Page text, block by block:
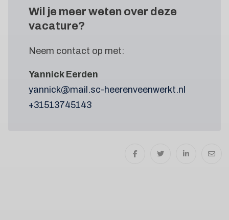
Wil je meer weten over deze
vacature?
Neem contact op met:
Yannick Eerden
yannick@mail.sc-heerenveenwerkt.nl
+31513745143